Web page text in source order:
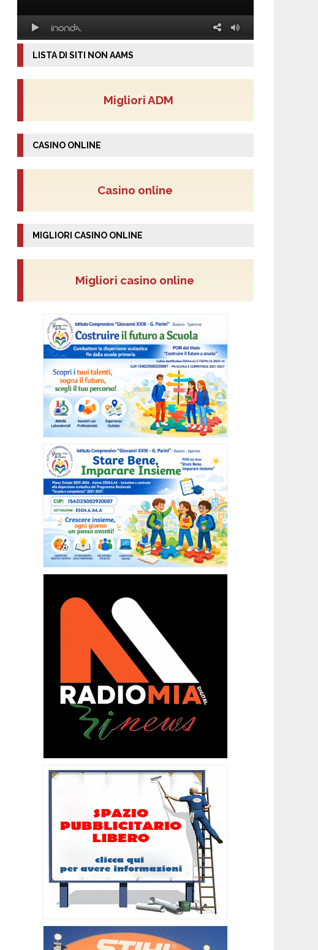
LISTA DI SITI NON AAMS
Migliori ADM
CASINO ONLINE
Casino online
MIGLIORI CASINO ONLINE
Migliori casino online